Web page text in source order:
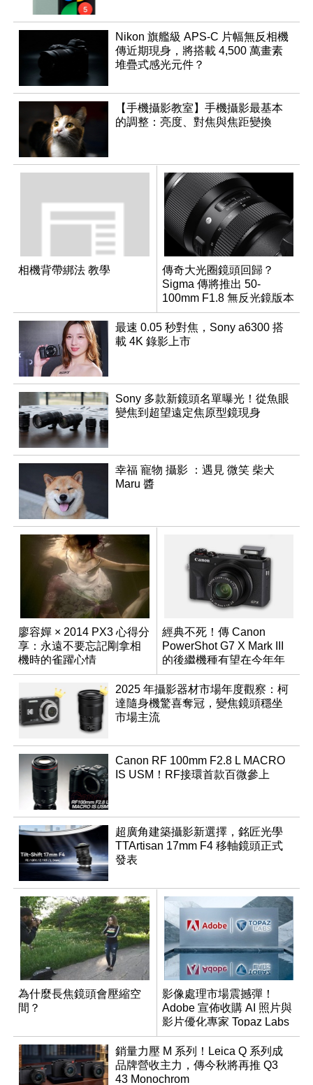
Nikon 旗艦級 APS-C 片幅無反相機
傳近期現身，將搭載 4,500 萬畫素
堆疊式感光元件？
【手機攝影教室】手機攝影最基本
的調整：亮度、對焦與焦距變換
相機背帶綁法 教學
傳奇大光圈鏡頭回歸？
Sigma 傳將推出 50-
100mm F1.8 無反光鏡版本
最速 0.05 秒對焦，Sony a6300 搭
載 4K 錄影上市
Sony 多款新鏡頭名單曝光！從魚眼
變焦到超望遠定焦原型鏡現身
幸福 寵物 攝影 ：遇見 微笑 柴犬
Maru 醬
廖容嬋 × 2014 PX3 心得分
享：永遠不要忘記剛拿相
機時的雀躍心情
經典不死！傳 Canon
PowerShot G7 X Mark III
的後繼機種有望在今年年
底前推出？
2025 年攝影器材市場年度觀察：柯
達隨身機驚喜奪冠，變焦鏡頭穩坐
市場主流
Canon RF 100mm F2.8 L MACRO
IS USM！RF接環首款百微參上
超廣角建築攝影新選擇，銘匠光學
TTArtisan 17mm F4 移軸鏡頭正式
發表
為什麼長焦鏡頭會壓縮空
間？
影像處理市場震撼彈！
Adobe 宣佈收購 AI 照片與
影片優化專家 Topaz Labs
銷量力壓 M 系列！Leica Q 系列成
品牌營收主力，傳今秋將再推 Q3
43 Monochrom